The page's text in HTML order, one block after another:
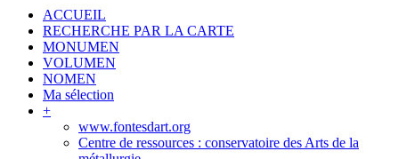
ACCUEIL
RECHERCHE PAR LA CARTE
MONUMEN
VOLUMEN
NOMEN
Ma sélection
+
www.fontesdart.org
Centre de ressources : conservatoire des Arts de la